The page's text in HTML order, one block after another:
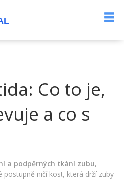
Co to je,
a co s
a podpěrných tkání zubu,
postupně ničí kost, která drží zuby